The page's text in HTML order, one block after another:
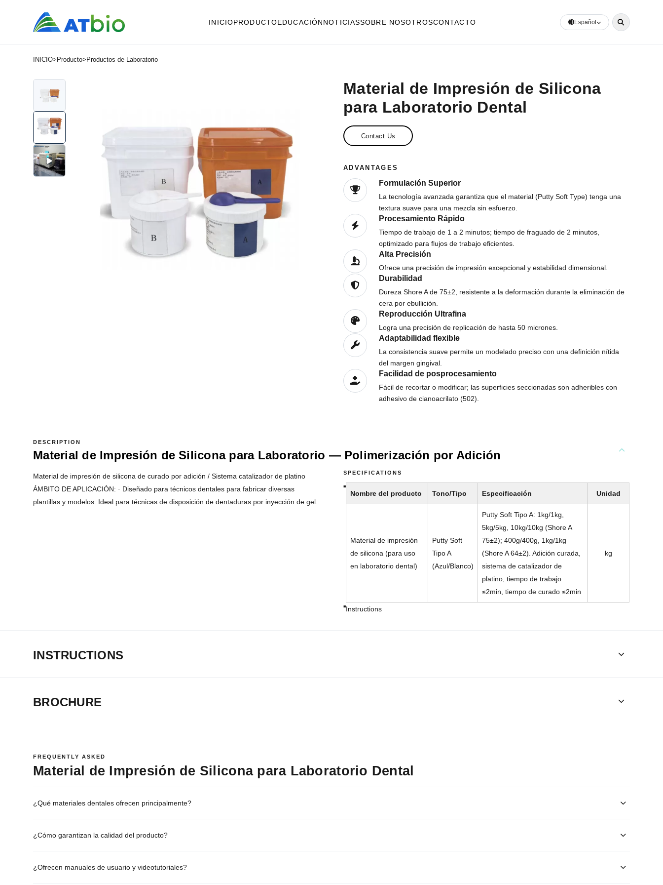
INICIOPRODUCTOEDUCACIÓNNOTICIASSOBRE NOSOTROSCONTACTO Español
INICIO> Producto> Productos de Laboratorio
Material de Impresión de Silicona
para Laboratorio Dental
Contact Us
ADVANTAGES
Formulación Superior
La tecnología avanzada garantiza que el material (Putty Soft Type) tenga una
textura suave para una mezcla sin esfuerzo.
Procesamiento Rápido
Tiempo de trabajo de 1 a 2 minutos; tiempo de fraguado de 2 minutos,
optimizado para flujos de trabajo eficientes.
Alta Precisión
Ofrece una precisión de impresión excepcional y estabilidad dimensional.
Durabilidad
Dureza Shore A de 75±2, resistente a la deformación durante la eliminación de
cera por ebullición.
Reproducción Ultrafina
Logra una precisión de replicación de hasta 50 micrones.
Adaptabilidad flexible
La consistencia suave permite un modelado preciso con una definición nítida
del margen gingival.
Facilidad de posprocesamiento
Fácil de recortar o modificar; las superficies seccionadas son adheribles con
adhesivo de cianoacrilato (502).
DESCRIPTION
Material de Impresión de Silicona para Laboratorio — Polimerización por Adición
Material de impresión de silicona de curado por adición / Sistema catalizador de platino
ÁMBITO DE APLICACIÓN: · Diseñado para técnicos dentales para fabricar diversas
plantillas y modelos. Ideal para técnicas de disposición de dentaduras por inyección de gel.
SPECIFICATIONS
Nombre del producto Tono/Tipo Especificación Unidad
Material de impresión
de silicona (para uso
en laboratorio dental)
Putty Soft
Tipo A
(Azul/Blanco)
Putty Soft Tipo A: 1kg/1kg,
5kg/5kg, 10kg/10kg (Shore A
75±2); 400g/400g, 1kg/1kg
(Shore A 64±2). Adición curada,
sistema de catalizador de
platino, tiempo de trabajo
≤2min, tiempo de curado ≤2min
kg
Instructions
INSTRUCTIONS
BROCHURE
FREQUENTLY ASKED
Material de Impresión de Silicona para Laboratorio Dental
¿Qué materiales dentales ofrecen principalmente?
¿Cómo garantizan la calidad del producto?
¿Ofrecen manuales de usuario y videotutoriales?